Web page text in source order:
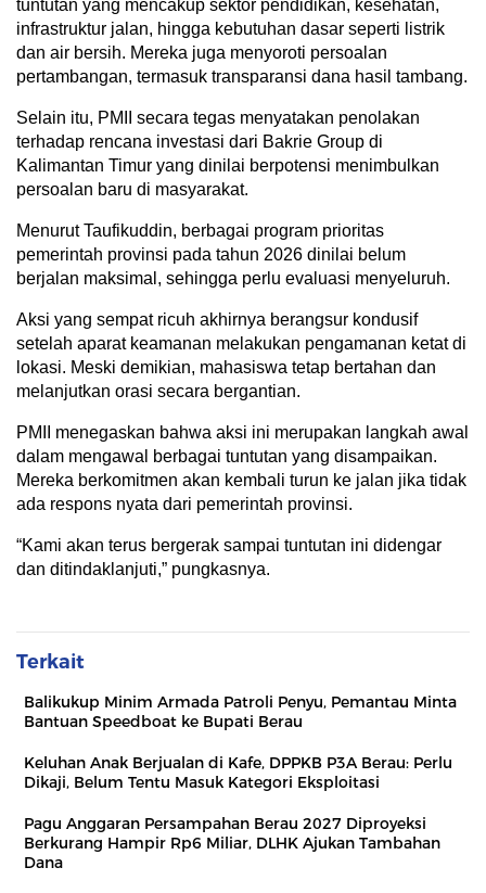
tuntutan yang mencakup sektor pendidikan, kesehatan,
infrastruktur jalan, hingga kebutuhan dasar seperti listrik
dan air bersih. Mereka juga menyoroti persoalan
pertambangan, termasuk transparansi dana hasil tambang.
Selain itu, PMII secara tegas menyatakan penolakan
terhadap rencana investasi dari Bakrie Group di
Kalimantan Timur yang dinilai berpotensi menimbulkan
persoalan baru di masyarakat.
Menurut Taufikuddin, berbagai program prioritas
pemerintah provinsi pada tahun 2026 dinilai belum
berjalan maksimal, sehingga perlu evaluasi menyeluruh.
Aksi yang sempat ricuh akhirnya berangsur kondusif
setelah aparat keamanan melakukan pengamanan ketat di
lokasi. Meski demikian, mahasiswa tetap bertahan dan
melanjutkan orasi secara bergantian.
PMII menegaskan bahwa aksi ini merupakan langkah awal
dalam mengawal berbagai tuntutan yang disampaikan.
Mereka berkomitmen akan kembali turun ke jalan jika tidak
ada respons nyata dari pemerintah provinsi.
“Kami akan terus bergerak sampai tuntutan ini didengar
dan ditindaklanjuti,” pungkasnya.
Terkait
Balikukup Minim Armada Patroli Penyu, Pemantau Minta
Bantuan Speedboat ke Bupati Berau
Keluhan Anak Berjualan di Kafe, DPPKB P3A Berau: Perlu
Dikaji, Belum Tentu Masuk Kategori Eksploitasi
Pagu Anggaran Persampahan Berau 2027 Diproyeksi
Berkurang Hampir Rp6 Miliar, DLHK Ajukan Tambahan
Dana